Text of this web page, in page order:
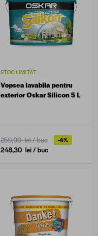
STOC LIMITAT
Vopsea lavabila pentru
exterior Oskar Silicon 5 L
259,90 lei/ buc -4%
248,30 lei/ buc